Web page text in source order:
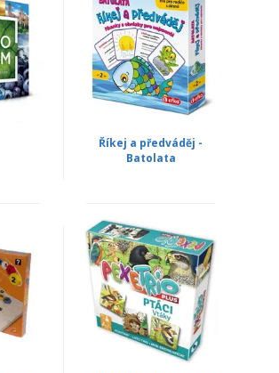
Říkej a předváděj -
Batolata